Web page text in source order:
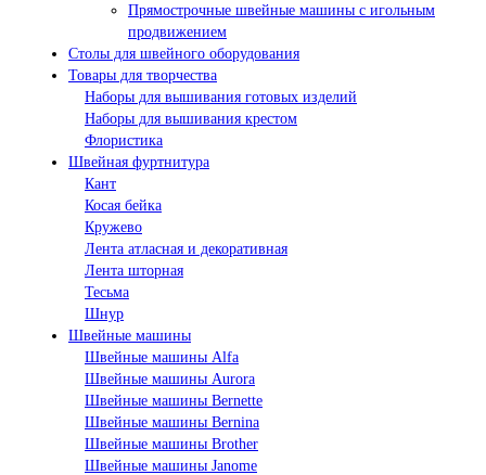
Прямострочные швейные машины с игольным
продвижением
Столы для швейного оборудования
Товары для творчества
Наборы для вышивания готовых изделий
Наборы для вышивания крестом
Флористика
Швейная фуртнитура
Кант
Косая бейка
Кружево
Лента aтласная и декоративная
Лента шторная
Тесьма
Шнур
Швейные машины
Швейные машины Alfa
Швейные машины Aurora
Швейные машины Bernette
Швейные машины Bernina
Швейные машины Brother
Швейные машины Janome